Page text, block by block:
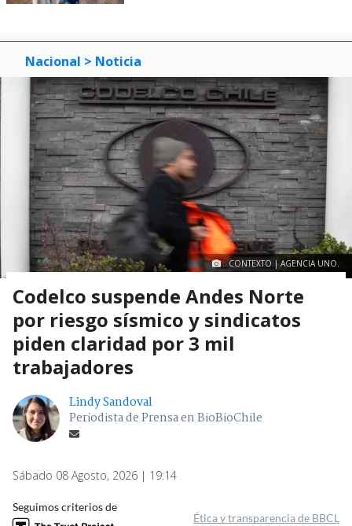
Nacional > Noticia
CONTEXTO | AGENCIA UNO.
Codelco suspende Andes Norte
por riesgo sísmico y sindicatos
piden claridad por 3 mil
trabajadores
Lindy Sandoval
Periodista de Prensa en BioBioChile
Sábado 08 Agosto, 2026 | 19:14
Seguimos criterios de
Ética y transparencia de BBCL